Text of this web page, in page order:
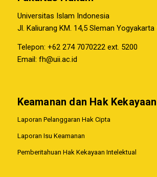
Universitas Islam Indonesia
Jl. Kaliurang KM. 14,5 Sleman Yogyakarta
Telepon: +62 274 7070222 ext. 5200
Email: fh@uii.ac.id
Keamanan dan Hak
Laporan Pelanggaran Hak Cipta
Laporan Isu Keamanan
Pemberitahuan Hak Kekayaan Intelektual